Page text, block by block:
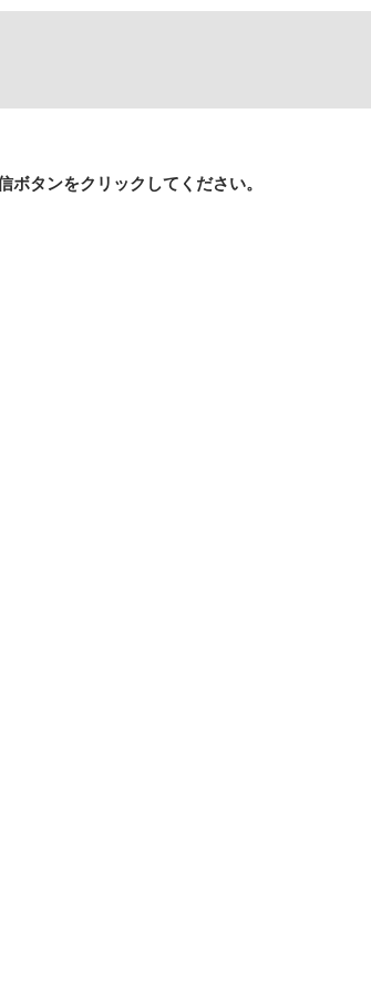
タンをクリックしてください。